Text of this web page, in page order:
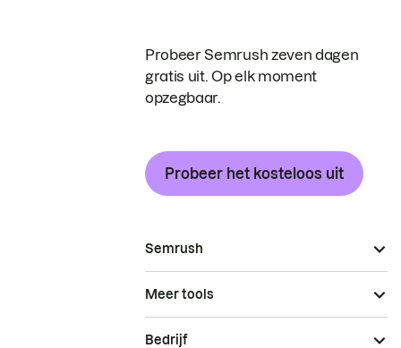
Probeer Semrush zeven dagen
gratis uit. Op elk moment
opzegbaar.
Probeer het kosteloos uit
Semrush
Meer tools
Bedrijf